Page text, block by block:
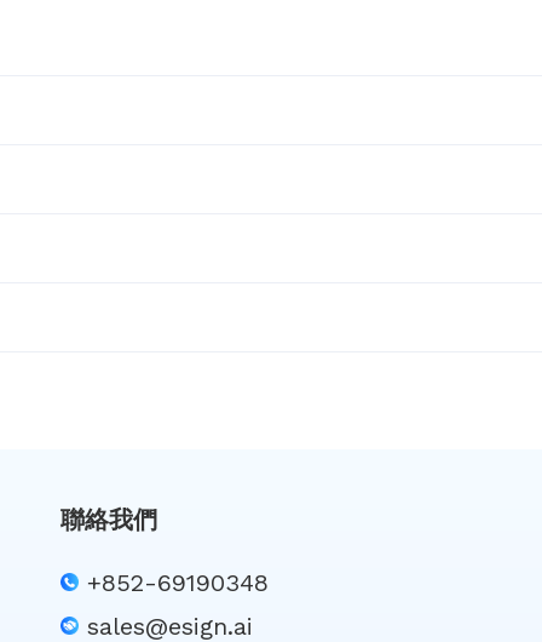
聯絡我們
+852-69190348
sales@esign.ai